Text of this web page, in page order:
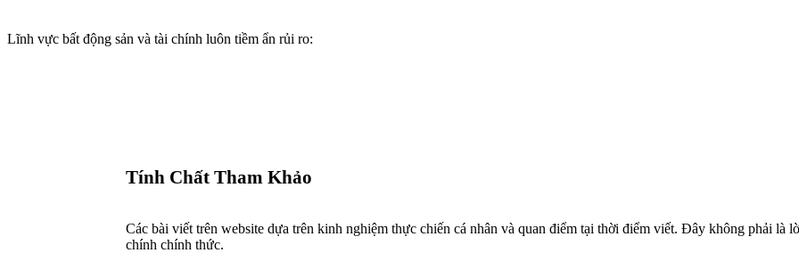
Lĩnh vực bất động sản và tài chính luôn tiềm ẩn rủi ro:
Tính Chất Tham Khảo
Các bài viết trên website dựa trên kinh nghiệm thực chiến cá nhân và quan điểm tại thời điểm viết. Đây không phải là
chính chính thức.